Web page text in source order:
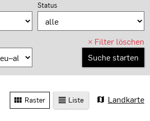
Status
× Filter löschen
Raster Liste Landkarte